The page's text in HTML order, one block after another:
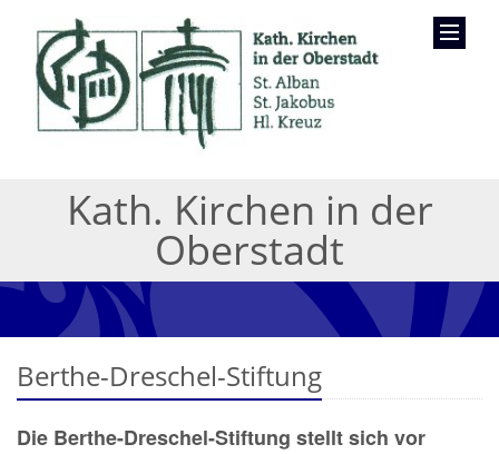
Kath. Kirchen in der
Oberstadt
Berthe-Dreschel-Stiftung
Die Berthe-Dreschel-Stiftung stellt sich vor